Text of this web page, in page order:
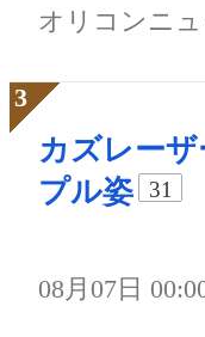
オリコンニュ
カズレー
プル姿
31
08月07日